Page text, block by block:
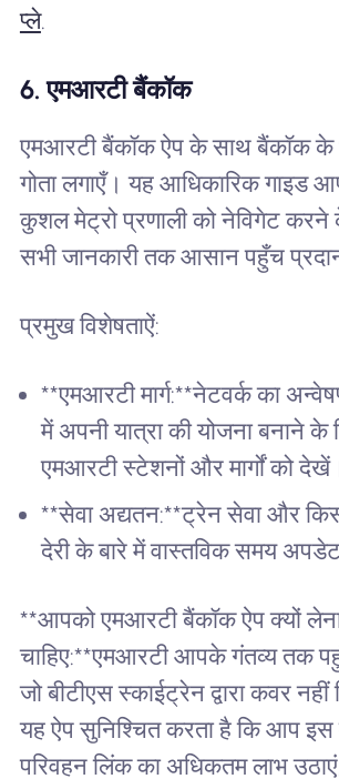
प्ले.
6. एमआरटी बैंकॉक
एमआरटी बैंकॉक ऐप के साथ बैंकॉक के
गोता लगाएँ। यह आधिकारिक गाइड
कुशल मेट्रो प्रणाली को नेविगेट
सभी जानकारी तक आसान पहुँच
प्रमुख विशेषताऐं:
**एमआरटी मार्ग:**नेटवर्क का
में अपनी यात्रा की योजना बनाने के
एमआरटी स्टेशनों और मार्गों को
**सेवा अद्यतन:**ट्रेन सेवा और
देरी के बारे में वास्तविक समय
**आपको एमआरटी बैंकॉक ऐप क्यों
चाहिए:**एमआरटी आपके गंतव्य तक
जो बीटीएस स्काईट्रेन द्वारा कवर नहीं
यह ऐप सुनिश्चित करता है कि आप इस
परिवहन लिंक का अधिकतम लाभ